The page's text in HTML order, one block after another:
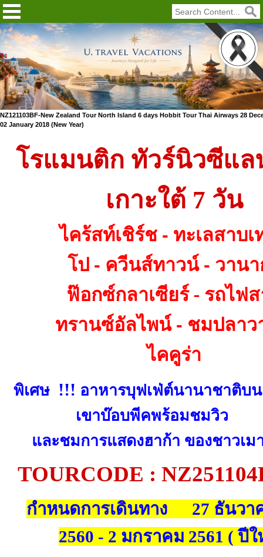
NZ121103BF-New Zealand Tour North Island 6 days Hobbit Tour Thai Airways 28
02 January 2018 (New Year)
โรแมนติก ทัวร์นิวซีแล
เกาะใต้ 7 วัน
ไคร้สท์เชิร์ช - ทะเลสาบ
โป - ควีนส์ทาวน์ - วาน
ฟ๊อกซ์กลาเซียร์ - รถไฟ
ทรานซ์อัลไพน์ - ชมปลา
ไคคูร่า
พิเศษ !!! อาหารบุฟเฟ่ต์นานาชาติบ
เขาบ๊อบพีคพร้อมชมวิว
และชมการแสดงฮาก้า ของชาวเม
TOURCODE :
กำหนดการเดินทาง 27 ธันวา
2560 - 2 มกราคม 2561 ( ปี